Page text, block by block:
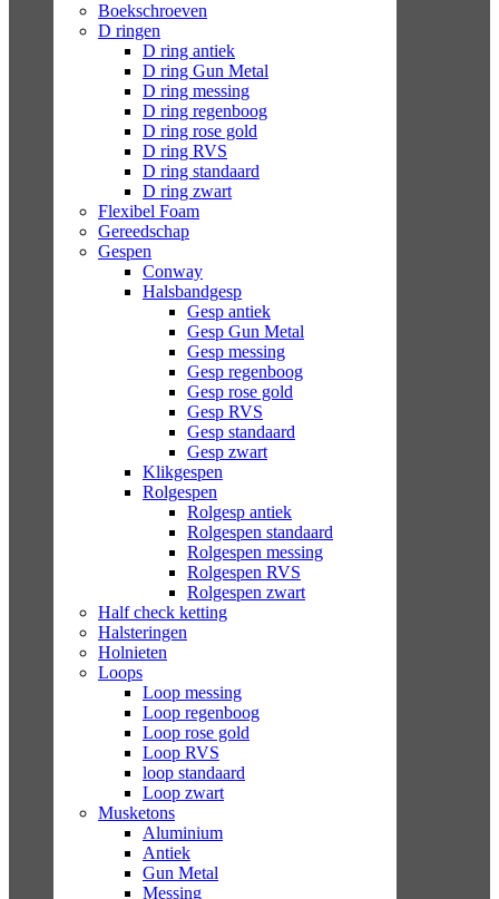
Boekschroeven
D ringen
D ring antiek
D ring Gun Metal
D ring messing
D ring regenboog
D ring rose gold
D ring RVS
D ring standaard
D ring zwart
Flexibel Foam
Gereedschap
Gespen
Conway
Halsbandgesp
Gesp antiek
Gesp Gun Metal
Gesp messing
Gesp regenboog
Gesp rose gold
Gesp RVS
Gesp standaard
Gesp zwart
Klikgespen
Rolgespen
Rolgesp antiek
Rolgespen standaard
Rolgespen messing
Rolgespen RVS
Rolgespen zwart
Half check ketting
Halsteringen
Holnieten
Loops
Loop messing
Loop regenboog
Loop rose gold
Loop RVS
loop standaard
Loop zwart
Musketons
Aluminium
Antiek
Gun Metal
Messing